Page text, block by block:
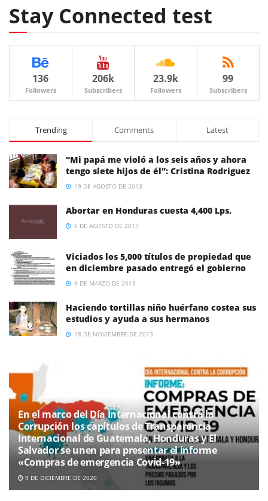
Stay Connected test
136
Followers
206k
Subscribers
23.9k
Followers
99
Subscribers
Trending Comments Latest
“Mi papá me violó a los seis años y ahora
tengo siete hijos de él”: Cristina Rodríguez
19 DE AGOSTO DE 2013
Abortar en Honduras cuesta 4,400 Lps.
6 DE AGOSTO DE 2013
Viciados los 5,000 títulos de propiedad que
en diciembre pasado entregó el gobierno
9 DE MARZO DE 2015
Haciendo tortillas niño huérfano costea sus
estudios y ayuda a sus hermanos
18 DE NOVIEMBRE DE 2013
En el marco del Día Internacional contra la
Corrupción los capítulos de Transparencia
Internacional de Guatemala, Honduras y El
Salvador se unen para presentar el informe
«Compras de emergencia Covid-19»
9 DE DICIEMBRE DE 2020